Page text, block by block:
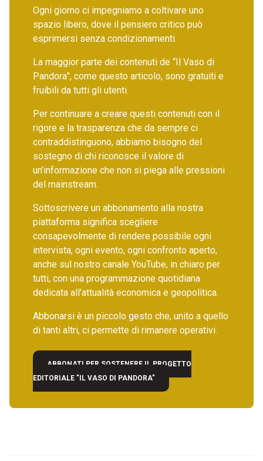
Ogni giorno ci impegniamo a coltivare uno
spazio libero, dove il pensiero critico può
esprimersi senza condizionamenti.
La maggior parte dei contenuti de “Il Vaso di
Pandora”, come questo articolo, sono gratuiti e
fruibili da tutti gli utenti.
Per continuare a creare questi contenuti con il
rigore e la trasparenza che da sempre ci
contraddistinguono, abbiamo bisogno del
sostegno di chi riconosce il valore di
un’informazione che non si piega alle pressioni
del mainstream.
Sottoscrivere un abbonamento alla nostra
piattaforma significa scegliere
consapevolmente di rendere possibile ogni
intervista, ogni evento, ogni confronto aperto,
anche sul nostro canale YouTube, in chiaro per
tutti, con una programmazione quotidiana
dedicata all’attualità economica e geopolitica.
Abbonarsi è un piccolo gesto che, unito a quello
di tanti altri, ci permette di rimanere operativi.
ABBONATI PER SOSTENERE IL PROGETTO
EDITORIALE "IL VASO DI PANDORA"